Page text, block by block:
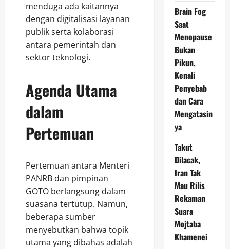
menduga ada kaitannya
dengan digitalisasi layanan
publik serta kolaborasi
antara pemerintah dan
sektor teknologi.
Agenda Utama
dalam
Pertemuan
Pertemuan antara Menteri
PANRB dan pimpinan
GOTO berlangsung dalam
suasana tertutup. Namun,
beberapa sumber
menyebutkan bahwa topik
utama yang dibahas adalah
Brain Fog
Saat
Menopause
Bukan
Pikun,
Kenali
Penyebab
dan Cara
Mengatasin
ya
Takut
Dilacak,
Iran Tak
Mau Rilis
Rekaman
Suara
Mojtaba
Khamenei